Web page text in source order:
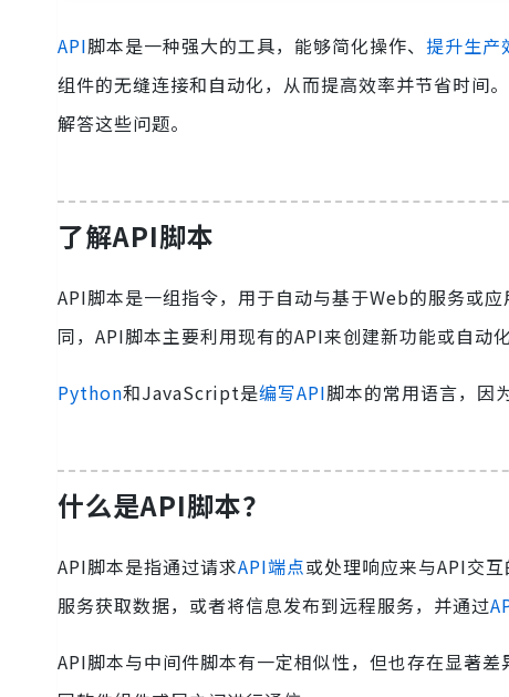
API脚本是一种强大的工具，能够简化操作、 提升生产
组件的无缝连接和自动化，从而提高效率并节省时间
解答这些问题。
了解API脚本
API脚本是一组指令，用于自动与基于Web的服务或
同，API脚本主要利用现有的API来创建新功能或自动化
Python和JavaScript是编写API脚本的常用语言，因
什么是API脚本？
API脚本是指通过请求API端点或处理响应来与API交
服务获取数据，或者将信息发布到远程服务，并通过
API脚本与中间件脚本有一定相似性，但也存在显著